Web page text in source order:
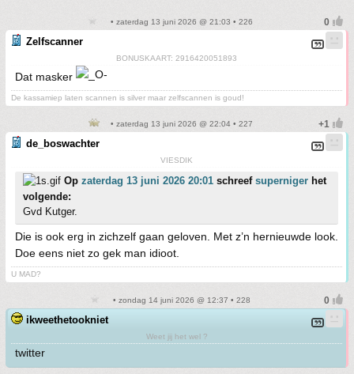
• zaterdag 13 juni 2026 @ 21:03 • 226
Zelfscanner
BONUSKAART: 2916420051893
Dat masker
De kassamiep laten scannen is silver maar zelfscannen is goud!
• zaterdag 13 juni 2026 @ 22:04 • 227
de_boswachter
VIESDIK
Op zaterdag 13 juni 2026 20:01 schreef superniger het
volgende:
Gvd Kutger.
Die is ook erg in zichzelf gaan geloven. Met z’n hernieuwde look.
Doe eens niet zo gek man idioot.
U MAD?
• zondag 14 juni 2026 @ 12:37 • 228
ikweethetookniet
Weet jij het wel ?
twitter